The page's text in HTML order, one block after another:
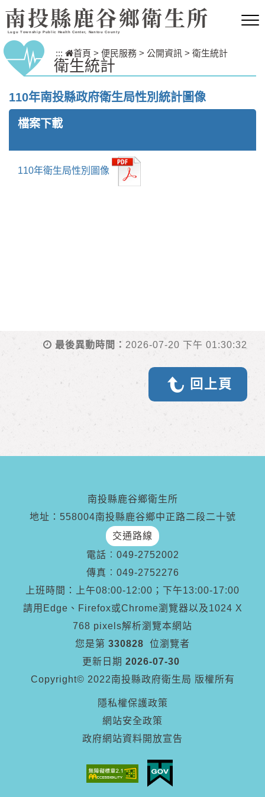
跳到主要內容區塊
南投縣鹿谷鄉衛生所
Lugu Township Public Health Center, Nantou County
::: 首頁 > 便民服務 > 公開資訊 > 衛生統計
衛生統計
110年南投縣政府衛生局性別統計圖像
檔案下載
110年衛生局性別圖像
最後異動時間： 2026-07-20 下午 01:30:32
回上頁
南投縣鹿谷鄉衛生所
地址：558004南投縣鹿谷鄉中正路二段二十號
交通路線
電話︰ 049-2752002
傳真︰ 049-2752276
上班時間：上午08:00-12:00；下午13:00-17:00
請用Edge、Firefox或Chrome瀏覽器以及1024 X
768 pixels解析瀏覽本網站
您是第 330828
位瀏覽者
更新日期 2026-07-30
Copyright© 2022南投縣政府衛生局 版權所有
隱私權保護政策
網站安全政策
政府網站資料開放宣告